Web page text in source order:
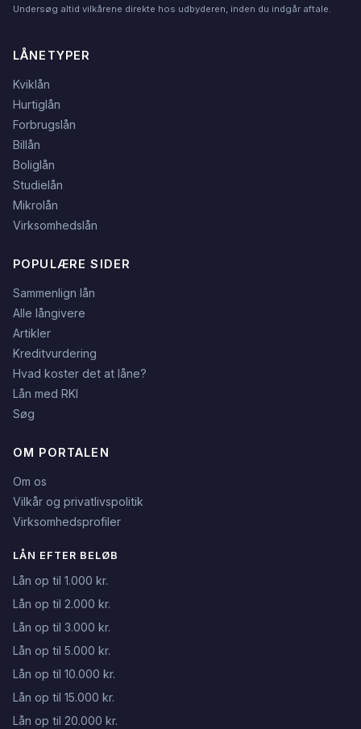
Undersøg altid vilkårene direkte hos udbyderen, inden du indgår aftale.
LÅNETYPER
Kviklån
Hurtiglån
Forbrugslån
Billån
Boliglån
Studielån
Mikrolån
Virksomhedslån
POPULÆRE SIDER
Sammenlign lån
Alle långivere
Artikler
Kreditvurdering
Hvad koster det at låne?
Lån med RKI
Søg
OM PORTALEN
Om os
Vilkår og privatlivspolitik
Virksomhedsprofiler
LÅN EFTER BELØB
Lån op til 1.000 kr.
Lån op til 2.000 kr.
Lån op til 3.000 kr.
Lån op til 5.000 kr.
Lån op til 10.000 kr.
Lån op til 15.000 kr.
Lån op til 20.000 kr.